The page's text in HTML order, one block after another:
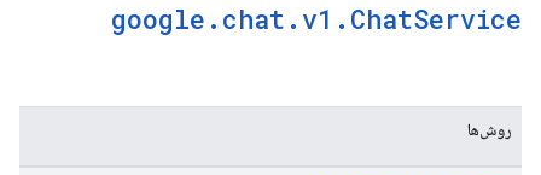
google . chat . v1 . ChatService
روش‌ها